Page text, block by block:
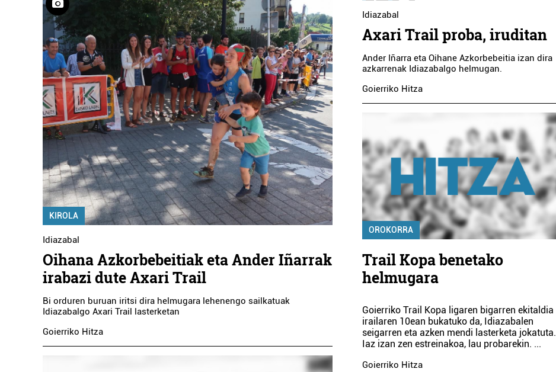
KIROLA
Idiazabal
Oihana Azkorbebeitiak eta Ander Iñarrak
irabazi dute Axari Trail
Bi orduren buruan iritsi dira helmugara lehenengo sailkatuak
Idiazabalgo Axari Trail lasterketan
Goierriko Hitza
Idiazabal
Axari Trail proba, iruditan
Ander Iñarra eta Oihane Azkorbebeitia izan dira
azkarrenak Idiazabalgo helmugan.
Goierriko Hitza
OROKORRA
Trail Kopa benetako
helmugara
Goierriko Trail Kopa ligaren bigarren ekitaldia
irailaren 10ean bukatuko da, Idiazabalen
seigarren eta azken mendi lasterketa jokatuta.
Iaz izan zen estreinakoa, lau probarekin. ...
Goierriko Hitza